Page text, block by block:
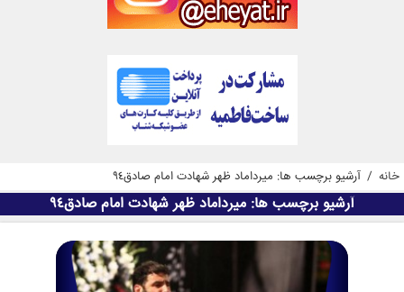
خانه / آرشیو برچسب ها: میرداماد ظهر شهادت امام صادق94
آرشیو برچسب ها: میرداماد ظهر شهادت امام صادق94